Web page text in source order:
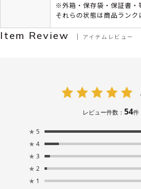
※外箱・保存袋・保証書・
それらの状態は商品ランク
Item Review アイテムレビュー
レビュー件数： 54件
★ 5
★ 4
★ 3
★ 2
★ 1